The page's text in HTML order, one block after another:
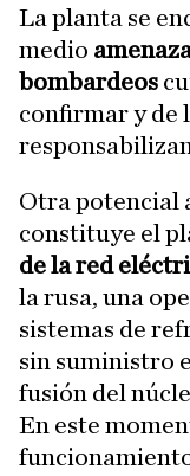
La planta se
medio
bombardeos
confirmar y de
Otra potencial
constituye el
de la red
la rusa, una
sistemas de
sin suministro
fusión del
En este